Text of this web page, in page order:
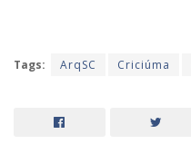
Tags: ArqSC Criciúma